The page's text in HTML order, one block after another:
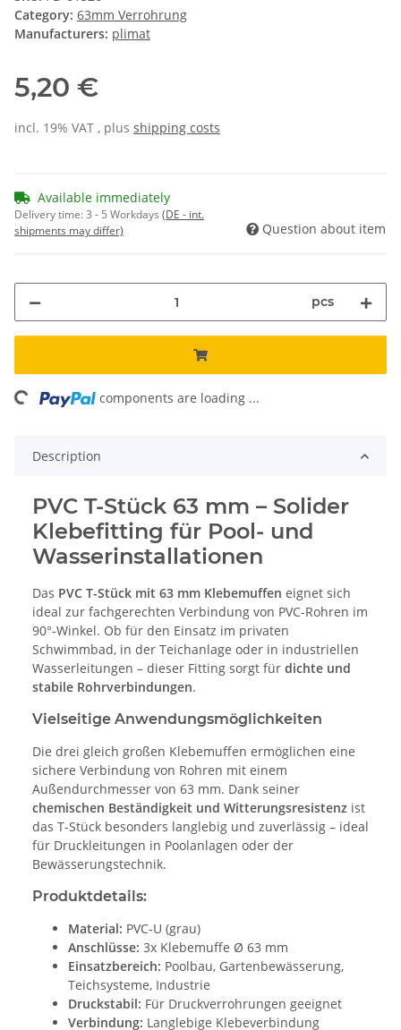
Category: 63mm Verrohrung
Manufacturers: plimat
5,20 €
incl. 19% VAT , plus shipping costs
Available immediately
Delivery time:3 - 5 Workdays (DE - int.
shipments may differ)
Question about item
pcs
components are loading ...
Description
PVC T-Stück 63 mm – Solider
Klebefitting für Pool- und
Wasserinstallationen
Das PVC T-Stück mit 63 mm Klebemuffen eignet sich
ideal zur fachgerechten Verbindung von PVC-Rohren im
90°-Winkel. Ob für den Einsatz im privaten
Schwimmbad, in der Teichanlage oder in industriellen
Wasserleitungen – dieser Fitting sorgt für dichte und
stabile Rohrverbindungen.
Vielseitige Anwendungsmöglichkeiten
Die drei gleich großen Klebemuffen ermöglichen eine
sichere Verbindung von Rohren mit einem
Außendurchmesser von 63 mm. Dank seiner
chemischen Beständigkeit und Witterungsresistenz ist
das T-Stück besonders langlebig und zuverlässig – ideal
für Druckleitungen in Poolanlagen oder der
Bewässerungstechnik.
Produktdetails:
Material: PVC-U (grau)
Anschlüsse: 3x Klebemuffe Ø 63 mm
Einsatzbereich: Poolbau, Gartenbewässerung,
Teichsysteme, Industrie
Druckstabil: Für Druckverrohrungen geeignet
Verbindung: Langlebige Klebeverbindung